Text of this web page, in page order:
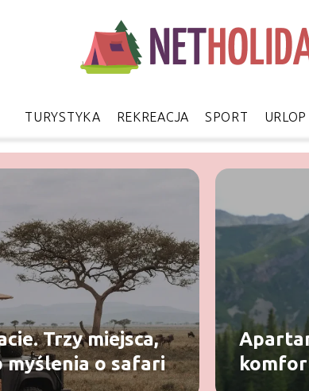
TURYSTYKA REKREACJA SPORT URLOP
Trzy miejsca,
myślenia o safari